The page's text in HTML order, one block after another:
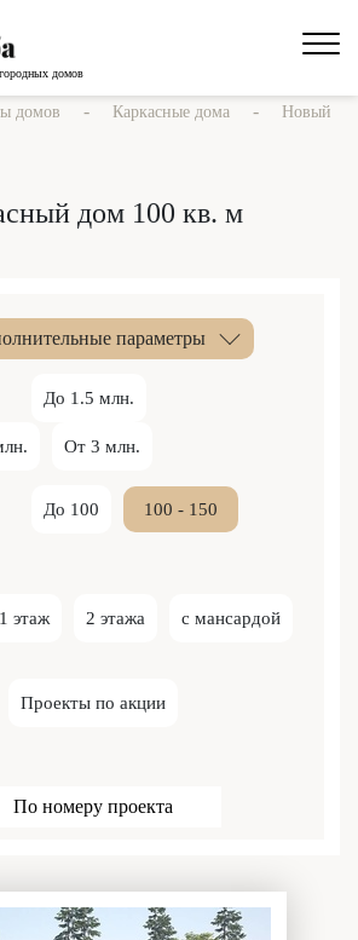
домов
домов - Каркасные дома -
Новый
дом 100 кв. м
параметры
До 1.5 млн.
От 3 млн.
До 100 100 - 150
1 этаж 2 этажа с мансардой
Проекты по акции
По номеру проекта